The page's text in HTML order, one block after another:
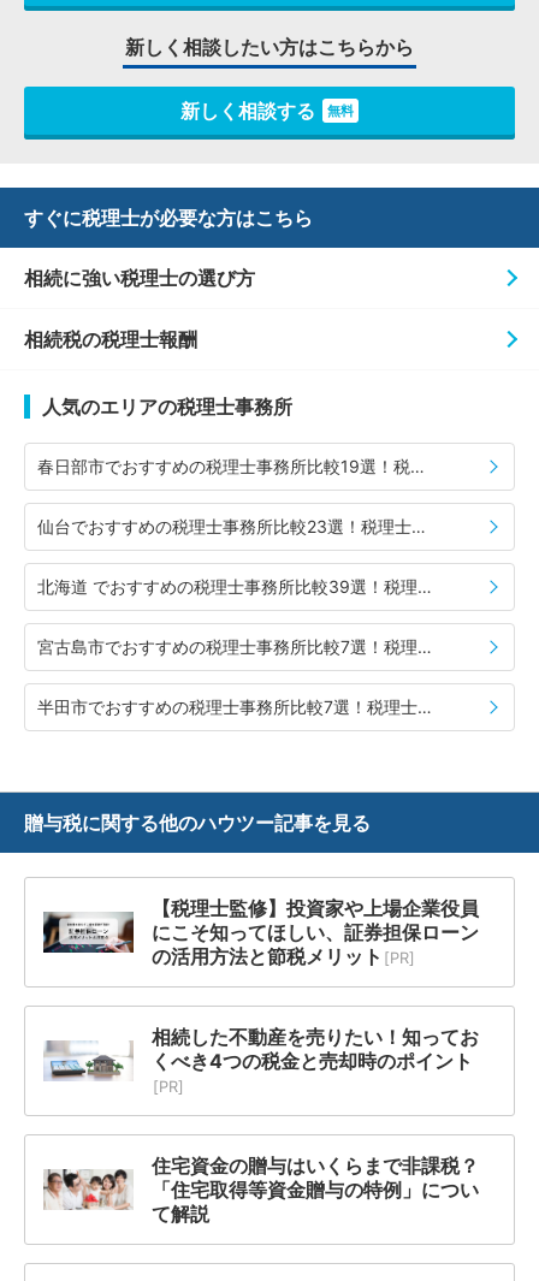
新しく相談したい方はこちらから
新しく相談する 無料
すぐに税理士が必要な方はこちら
相続に強い税理士の選び方
相続税の税理士報酬
人気のエリアの税理士事務所
春日部市でおすすめの税理士事務所比較19選！税理士の選び方や費用相場も併せて紹介
仙台でおすすめの税理士事務所比較23選！税理士の選び方や費用相場も併せて紹介
北海道 でおすすめの税理士事務所比較39選！税理士の選び方や費用相場も併せて紹介
宮古島市でおすすめの税理士事務所比較7選！税理士の選び方や費用相場も併せて紹介
半田市でおすすめの税理士事務所比較7選！税理士の選び方や費用相場も併せて紹介
贈与税に関する他のハウツー記事を見る
【税理士監修】投資家や上場企業役員
にこそ知ってほしい、証券担保ローン
の活用方法と節税メリット [PR]
相続した不動産を売りたい！知ってお
くべき4つの税金と売却時のポイント
[PR]
住宅資金の贈与はいくらまで非課税？
「住宅取得等資金贈与の特例」につい
て解説